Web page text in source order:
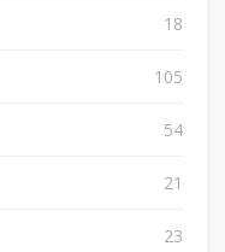
18
105
54
21
23